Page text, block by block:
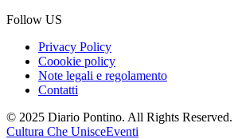
Follow US
Privacy Policy
Coookie policy
Note legali e regolamento
Contatti
© 2025 Diario Pontino. All Rights Reserved.
Cultura Che UnisceEventi